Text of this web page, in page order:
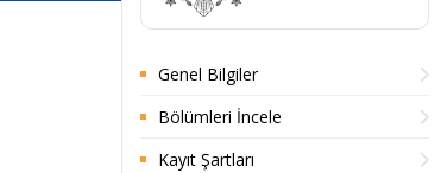
Genel Bilgiler
Bölümleri İncele
Kayıt Şartları